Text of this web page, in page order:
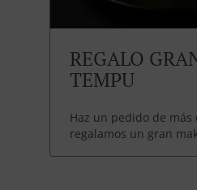
REGALO
TEMPU
Haz un pedido de más
regalamos un gran